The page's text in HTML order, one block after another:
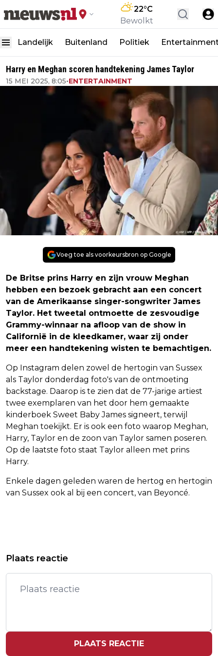
22°C
Bewolkt
Landelijk Buitenland Politiek
Harry en Meghan scoren handtekening James Taylor
15 MEI 2025, 8:05•ENTERTAINMENT
Voeg toe als voorkeursbron op Google
De Britse prins Harry en zijn vrouw Meghan
hebben een bezoek gebracht aan een concert
van de Amerikaanse singer-songwriter James
Taylor. Het tweetal ontmoette de zesvoudige
Grammy-winnaar na afloop van de show in
Californië in de kleedkamer, waar zij onder
meer een handtekening wisten te bemachtigen.
Op Instagram delen zowel de hertogin van Sussex
als Taylor donderdag foto's van de ontmoeting
backstage. Daarop is te zien dat de 77-jarige artiest
twee exemplaren van het door hem gemaakte
kinderboek Sweet Baby James signeert, terwijl
Meghan toekijkt. Er is ook een foto waarop Meghan,
Harry, Taylor en de zoon van Taylor samen poseren.
Op de laatste foto staat Taylor alleen met prins
Harry.
Enkele dagen geleden waren de hertog en hertogin
van Sussex ook al bij een concert, van Beyoncé.
HERSTEL FABRIEKSAUTOMATISERING
HARRY EN MEGHAN SCOREN
HANDTEKENING JAMES TAYLOR
Plaats reactie
PLAATS REACTIE